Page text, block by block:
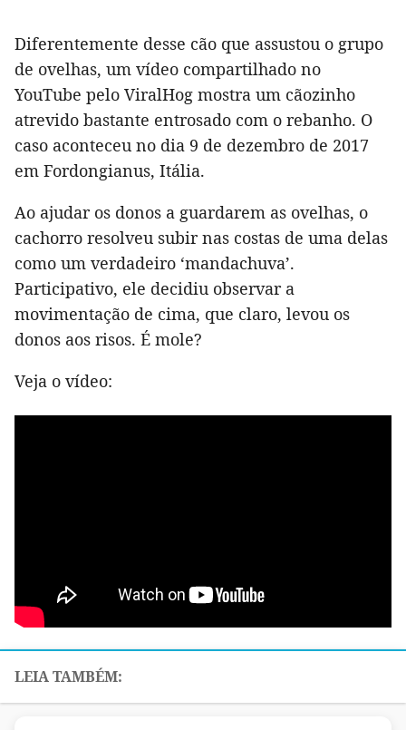
Diferentemente desse cão que assustou o grupo
de ovelhas, um vídeo compartilhado no
YouTube pelo ViralHog mostra um cãozinho
atrevido bastante entrosado com o rebanho. O
caso aconteceu no dia 9 de dezembro de 2017
em Fordongianus, Itália.
Ao ajudar os donos a guardarem as ovelhas, o
cachorro resolveu subir nas costas de uma delas
como um verdadeiro ‘mandachuva’.
Participativo, ele decidiu observar a
movimentação de cima, que claro, levou os
donos aos risos. É mole?
Veja o vídeo: